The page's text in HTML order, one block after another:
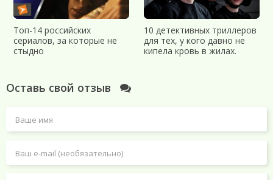
Топ-14 российских
сериалов, за которые не
стыдно
10 детективных триллеров
для тех, у кого давно не
кипела кровь в жилах.
Оставь свой отзыв